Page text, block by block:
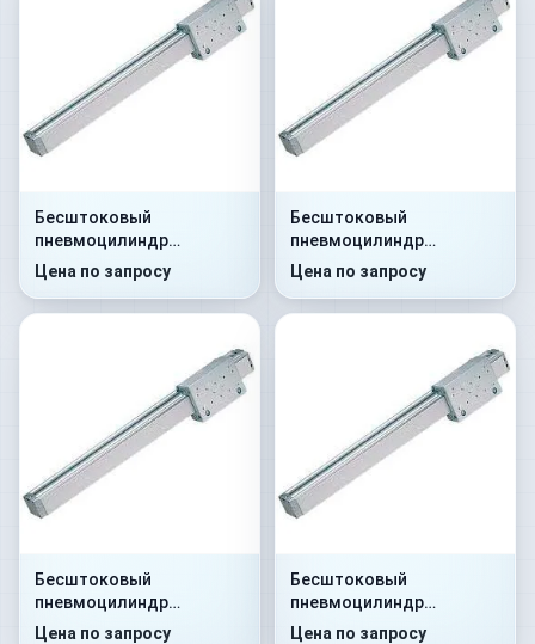
Бесштоковый
пневмоцилиндр
52G2C32A0250
Цена по запросу
Бесштоковый
пневмоцилиндр
52G8P32A0300
Цена по запросу
Бесштоковый
пневмоцилиндр
52G8C32A0350
Цена по запросу
Бесштоковый
пневмоцилиндр
52G2P40A0150
Цена по запросу